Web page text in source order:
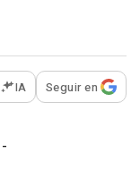
opciones para
IA Seguir en